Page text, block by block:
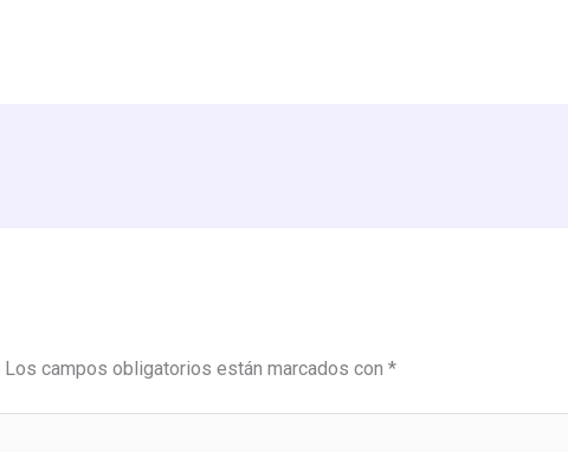
Los campos obligatorios están marcados con *